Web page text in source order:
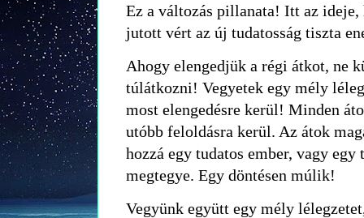
Ez a változás pillanata! Itt az
jutott vért az új tudatosság tiszta
Ahogy elengedjük a régi átkot, ne
túlátkozni! Vegyetek egy mély
most elengedésre kerül! Minden
utóbb feloldásra kerül. Az átok
hozzá egy tudatos ember, vagy
megtegye. Egy döntésen múlik!
Vegyünk együtt egy mély